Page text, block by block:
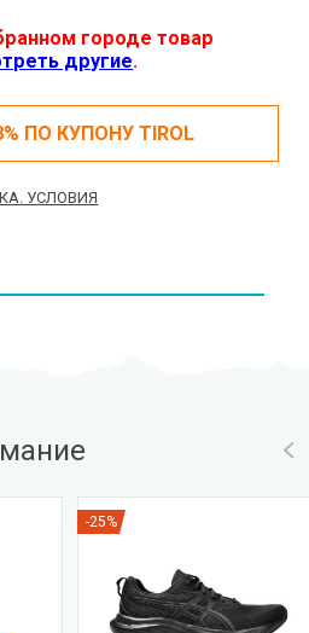
городе товар
другие.
ПО КУПОНУ TIROL
УСЛОВИЯ
-25%